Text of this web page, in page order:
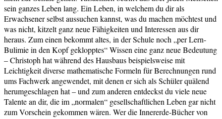
sein ganzes Leben lang. Ein Leben, in welchem du dir als
Erwachsener selbst aussuchen kannst, was du machen möchtest und
was nicht, kitzelt ganz neue Fähigkeiten und Interessen aus dir
heraus. Zum einen bekommt altes, in der Schule noch „per Lern-
Bulimie in den Kopf geklopptes“ Wissen eine ganz neue Bedeutung
– Christoph hat während des Hausbaus beispielsweise mit
Leichtigkeit diverse mathematische Formeln für Berechnungen rund
ums Fachwerk angewendet, mit denen er sich als Schüler quälend
herumgeschlagen hat – und zum anderen entdeckst du viele neue
Talente an dir, die im „normalen“ gesellschaftlichen Leben gar nicht
zum Vorschein gekommen wären. Wer die Innererde-Bücher von